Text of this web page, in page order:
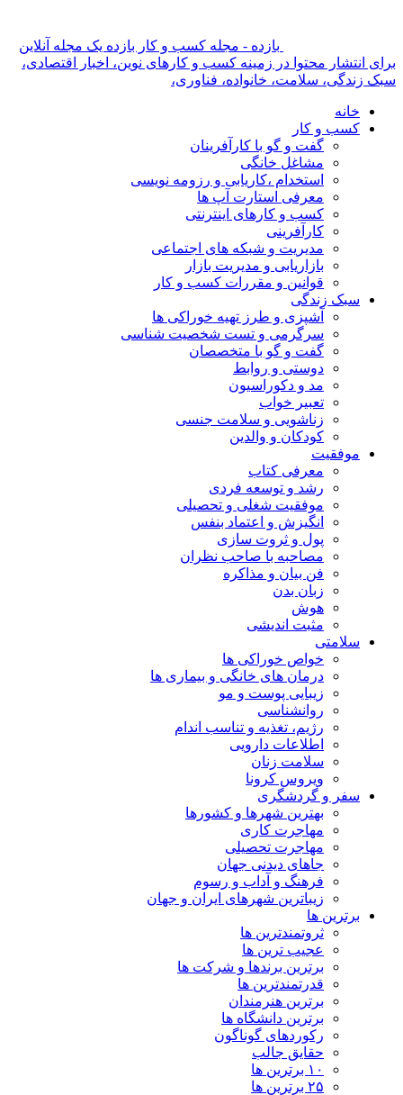
بازده - مجله کسب و کار بازده یک مجله آنلاین
برای انتشار محتوا در زمینه کسب و کارهای نوین، اخبار اقتصادی،
سبک زندگی، سلامت، خانواده، فناوری،
خانه
کسب و کار
گفت و گو با کارآفرینان
مشاغل خانگی
استخدام ،کاریابی و رزومه نویسی
معرفی استارت آپ ها
کسب و کارهای اینترنتی
کارآفرینی
مدیریت و شبکه های اجتماعی
بازاریابی و مدیریت بازار
قوانین و مقررات کسب و کار
سبک زندگی
آشپزی و طرز تهیه خوراکی ها
سرگرمی و تست شخصیت شناسی
گفت و گو با متخصصان
دوستی و روابط
مد و دکوراسیون
تعبیر خواب
زناشویی و سلامت جنسی
کودکان و والدین
موفقیت
معرفی کتاب
رشد و توسعه فردی
موفقیت شغلی و تحصیلی
انگیزش و اعتماد بنفس
پول و ثروت سازی
مصاحبه با صاحب نظران
فن بیان و مذاکره
زبان بدن
هوش
مثبت اندیشی
سلامتی
خواص خوراکی ها
درمان های خانگی و بیماری ها
زیبایی پوست و مو
روانشناسی
رژیم، تغذیه و تناسب اندام
اطلاعات دارویی
سلامت زنان
ویروس کرونا
سفر و گردشگری
بهترین شهرها و کشورها
مهاجرت کاری
مهاجرت تحصیلی
جاهای دیدنی جهان
فرهنگ و آداب و رسوم
زیباترین شهرهای ایران و جهان
برترین ها
ثروتمندترین ها
عجیب ترین ها
برترین برندها و شرکت ها
قدرتمندترین ها
برترین هنرمندان
برترین دانشگاه ها
رکوردهای گوناگون
حقایق جالب
۱۰ برترین ها
۲۵ برترین ها